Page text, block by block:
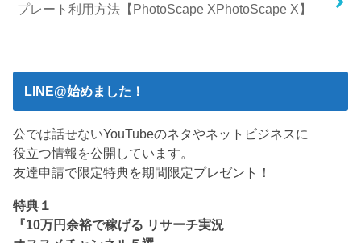
プレート利用方法【PhotoScape XPhotoScape X】
LINE@始めました！
公では話せないYouTubeのネタやネットビジネスに
役立つ情報を公開しています。
友達申請で限定特典を期間限定プレゼント！
特典１
『10万円余裕で稼げる リサーチ実況